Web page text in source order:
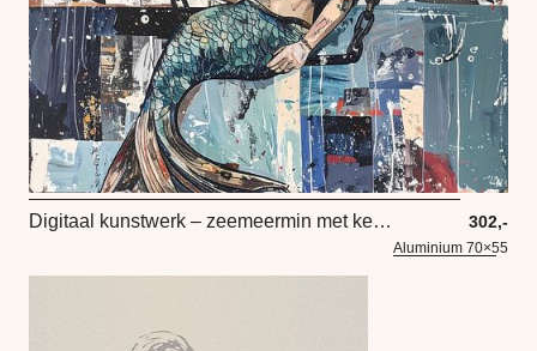
Digitaal kunstwerk – zeemeermin met ketting en anker 302,-
Aluminium 70×55